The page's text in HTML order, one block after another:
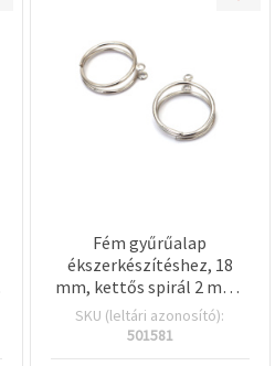
Fém gyűrűalap
ékszerkészítéshez, 18
mm, kettős spirál 2 mm-
es hurkokkal (5–6 x 1–2
mm), ezüst színű – 4 db
SKU (leltári azonosító):
501581